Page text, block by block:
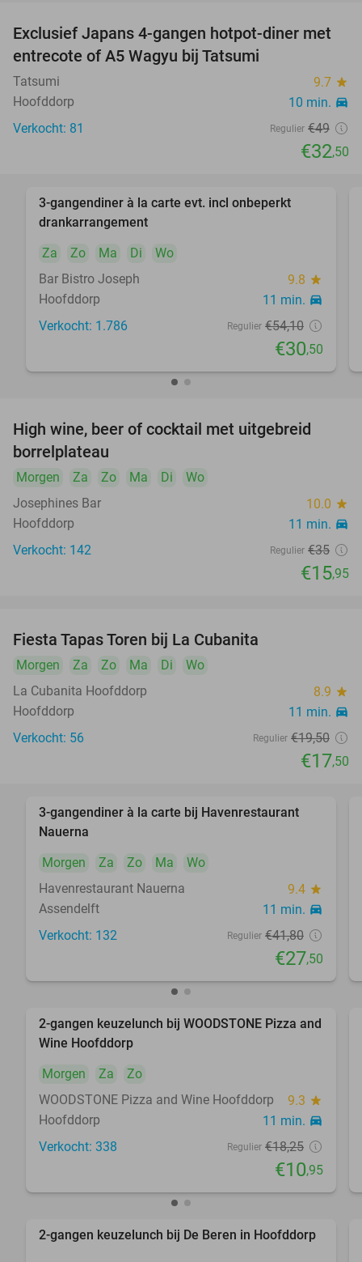
34%
Exclusief Japans 4-gangen hotpot-diner met
entrecote of A5 Wagyu bij Tatsumi
Tatsumi 9.7 star
Hoofddorp 10 min. directions_car
Verkocht: 81 Regulier €49
€32,50
3-gangendiner à la carte evt. incl onbeperkt
drankarrangement
Za
Zo Ma Di
Wo
Bar Bistro Joseph
9.8 star
Hoofddorp 11 min. directions_car
Verkocht: 1.786 Regulier €54,10
€30,50
High wine, beer of cocktail met uitgebreid
borrelplateau
Morgen Za Zo Ma Di
Wo
Josephines Bar
10.0 star
Hoofddorp 11 min. directions_car
Verkocht: 142 Regulier €35
€15,95
Fiesta Tapas Toren bij La Cubanita
Morgen Za Zo Ma Di
Wo
La Cubanita Hoofddorp
8.9 star
Hoofddorp 11 min. directions_car
Verkocht: 56 Regulier €19,50
€17,50
3-gangendiner à la carte bij Havenrestaurant
Nauerna
Morgen
Za Zo Ma
Wo
Havenrestaurant Nauerna
9.4 star
Assendelft 11 min. directions_car
Verkocht: 132 Regulier €41,80
€27,50
40%
2-gangen keuzelunch bij WOODSTONE Pizza and
Wine Hoofddorp
Morgen
Za
Zo
WOODSTONE Pizza and Wine Hoofddorp
9.3 star
Hoofddorp 11 min. directions_car
Verkocht: 338 Regulier €18,25
€10,95
43%
2-gangen keuzelunch bij De Beren in Hoofddorp